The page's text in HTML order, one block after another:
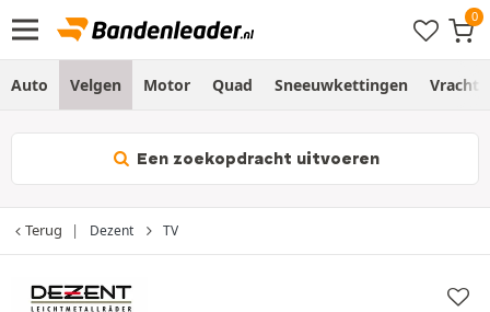
Auto Velgen Motor Quad Sneeuwkettingen
Een zoekopdracht uitvoeren
Terug Dezent TV